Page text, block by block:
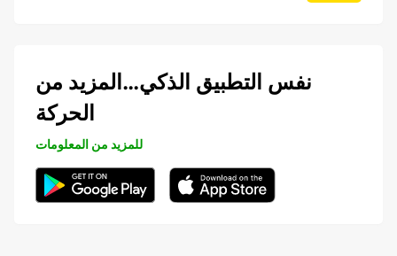
نفس التطبيق الذكي…المزيد من
الحركة
للمزيد من المعلومات